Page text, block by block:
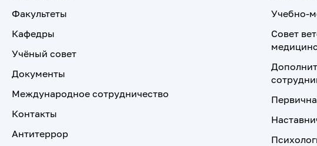
Факультеты
Кафедры
Учёный совет
Документы
Международное сотрудничество
Контакты
Антитеррор
Учебно-
Совет